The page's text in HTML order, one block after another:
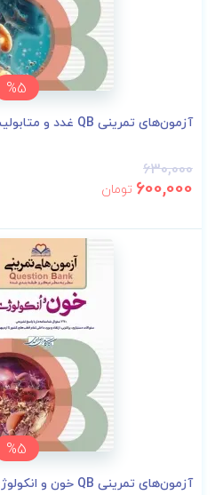
%5
آزمون‌های تمرینی QB غدد و متابولیسم تالیف دکتر کام...
630,000
600,000 تومان
%5
آزمون‌های تمرینی QB خون و انکولوژی تالیف دکتر کامر...